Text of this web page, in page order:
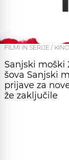
FILMI IN SERIJE /
Sanjski moški
šova Sanjski
prijave za
že zaključile